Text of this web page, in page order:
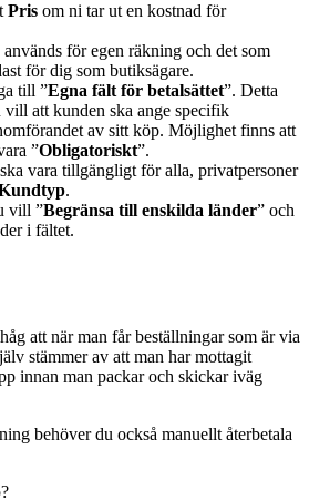
Pris om ni tar ut en kostnad för
används för egen räkning och det som
för dig som butiksägare.
till ”Egna fält för betalsättet”. Detta
vill att kunden ska ange specifik
av sitt köp. Möjlighet finns att
”Obligatoriskt”.
vara tillgängligt för alla, privatpersoner
.
vill ”Begränsa till enskilda länder” och
i fältet.
att när man får beställningar som är via
stämmer av att man har mottagit
innan man packar och skickar iväg
behöver du också manuellt återbetala